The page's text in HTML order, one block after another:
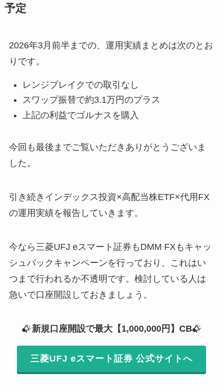
予定
2026年3月前半までの、運用実績まとめは次のとお
りです。
レンジブレイクでの取引なし
スワップ振替で約3.1万円のプラス
上記の利益でゴルナスを購入
今回も最後までご覧いただきありがとうございま
した。
引き続きインデックス投資×高配当株ETF×代用FX
の運用実績を報告していきます。
今なら三菱UFJ eスマート証券もDMM FXもキャッ
シュバックキャンペーンを行っており、これはい
つまで行われるか不透明です。検討している人は
急いで口座開設しておきましょう。
新規口座開設で最大【1,000,000円】CB
三菱UFJ eスマート証券 公式サイトへ